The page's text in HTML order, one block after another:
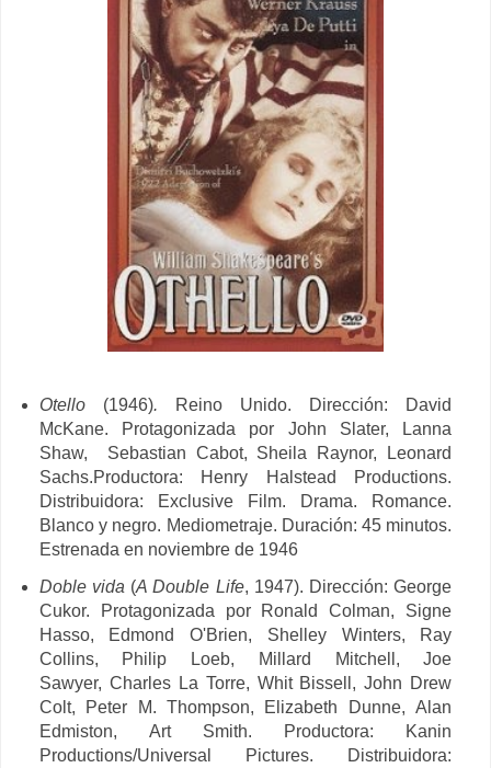
Otello (1946).
Reino Unido. Dirección: David
McKane. Protagonizada por John Slater, Lanna
Shaw,
Sebastian Cabot, Sheila Raynor, Leonard
Sachs.Productora: Henry Halstead Productions.
Distribuidora: Exclusive Film. Drama. Romance.
Blanco y negro. Mediometraje. Duración: 45 minutos.
Estrenada en noviembre de 1946
Doble vida (A Double Life, 1947). Dirección: George
Cukor. Protagonizada por Ronald Colman, Signe
Hasso, Edmond O'Brien, Shelley Winters, Ray
Collins, Philip Loeb, Millard Mitchell,Joe
Sawyer, Charles La Torre, Whit Bissell,John Drew
Colt,
Peter M. Thompson, Elizabeth Dunne,Alan
Edmiston, Art Smith. Productora: Kanin
Productions/Universal Pictures. Distribuidora: